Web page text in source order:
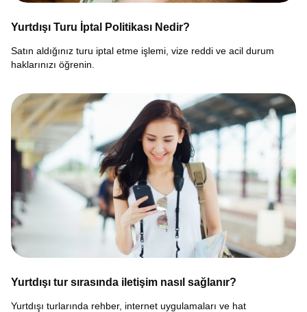
Yurtdışı Turu İptal Politikası Nedir?
Satın aldığınız turu iptal etme işlemi, vize reddi ve acil durum
haklarınızı öğrenin.
Yurtdışı tur sırasında iletişim nasıl sağlanır?
Yurtdışı turlarında rehber, internet uygulamaları ve hat